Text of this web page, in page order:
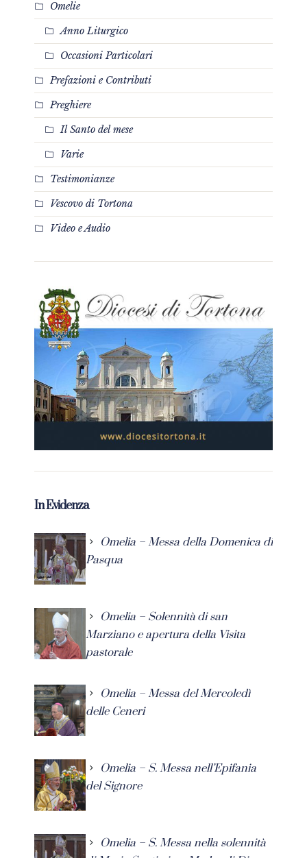
Omelie
Anno Liturgico
Occasioni Particolari
Prefazioni e Contributi
Preghiere
Il Santo del mese
Varie
Testimonianze
Vescovo di Tortona
Video e Audio
In Evidenza
Omelia – Messa della Domenica di
Pasqua
Omelia – Solennità di san
Marziano e apertura della Visita
pastorale
Omelia – Messa del Mercoledì
delle Ceneri
Omelia – S. Messa nell’Epifania
del Signore
Omelia – S. Messa nella solennità